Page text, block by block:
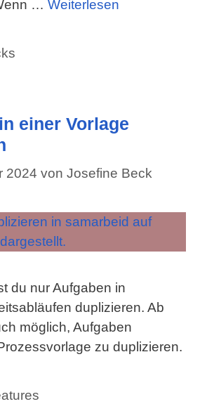
… Weiterlesen
einer Vorlage
2024 von Josefine Beck
du nur Aufgaben in
duplizieren. Ab
möglich, Aufgaben
zu duplizieren.